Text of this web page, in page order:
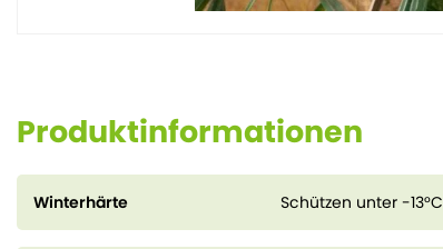
Produktinformationen
Winterhärte Schützen unter -13°C